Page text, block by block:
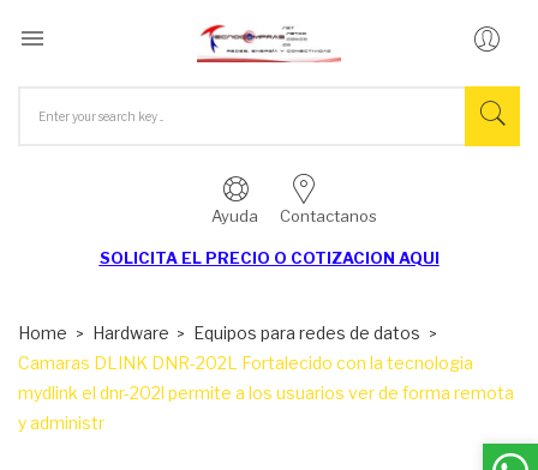

Ayuda Contactanos
SOLICITA EL PRECIO O COTIZACION AQUI
Home Hardware
Equipos para redes de datos
Camaras DLINK DNR-202L Fortalecido con la tecnologia
mydlink el dnr-202l permite a los usuarios ver de forma remota
y administr